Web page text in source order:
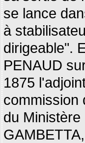
se lance
à
dirigeable".
PENAUD
1875
commission
du